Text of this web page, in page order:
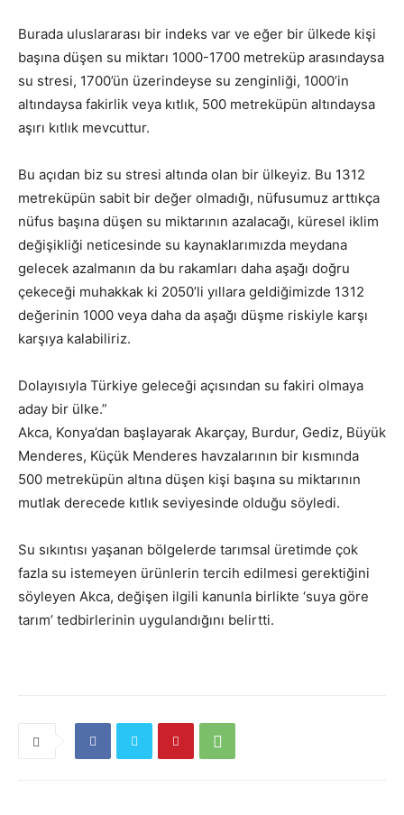
Burada uluslararası bir indeks var ve eğer bir ülkede kişi
başına düşen su miktarı 1000-1700 metreküp arasındaysa
su stresi, 1700’ün üzerindeyse su zenginliği, 1000’in
altındaysa fakirlik veya kıtlık, 500 metreküpün altındaysa
aşırı kıtlık mevcuttur.
Bu açıdan biz su stresi altında olan bir ülkeyiz. Bu 1312
metreküpün sabit bir değer olmadığı, nüfusumuz arttıkça
nüfus başına düşen su miktarının azalacağı, küresel iklim
değişikliği neticesinde su kaynaklarımızda meydana
gelecek azalmanın da bu rakamları daha aşağı doğru
çekeceği muhakkak ki 2050’li yıllara geldiğimizde 1312
değerinin 1000 veya daha da aşağı düşme riskiyle karşı
karşıya kalabiliriz.
Dolayısıyla Türkiye geleceği açısından su fakiri olmaya
aday bir ülke.”
Akca, Konya’dan başlayarak Akarçay, Burdur, Gediz, Büyük
Menderes, Küçük Menderes havzalarının bir kısmında
500 metreküpün altına düşen kişi başına su miktarının
mutlak derecede kıtlık seviyesinde olduğu söyledi.
Su sıkıntısı yaşanan bölgelerde tarımsal üretimde çok
fazla su istemeyen ürünlerin tercih edilmesi gerektiğini
söyleyen Akca, değişen ilgili kanunla birlikte ‘suya göre
tarım’ tedbirlerinin uygulandığını belirtti.